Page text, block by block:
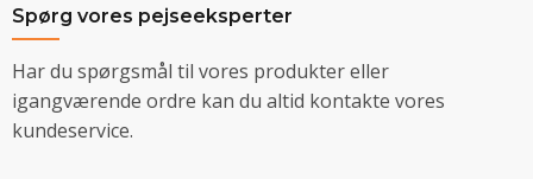
Spørg vores pejseeksperter
Har du spørgsmål til vores produkter eller
igangværende ordre kan du altid kontakte vores
kundeservice.